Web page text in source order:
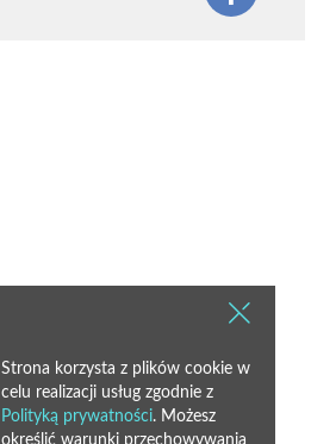
Strona korzysta z plików cookie w
celu realizacji usług zgodnie z
Polityką prywatności. Możesz
określić warunki przechowywania